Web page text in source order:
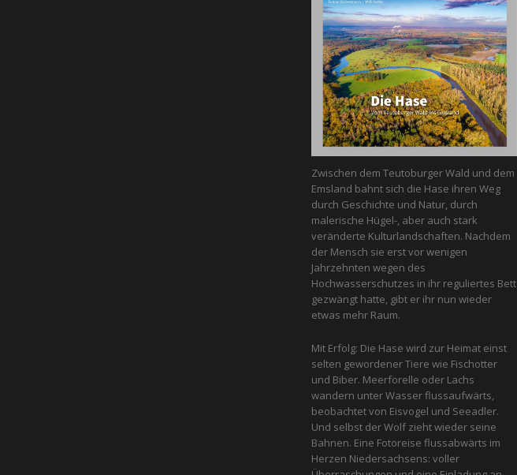
Zwischen dem Teutoburger Wald und dem
Emsland bahnt sich die Hase ihren Weg
durch Geschichte und Natur, durch
malerische Hügel-, aber auch stark
veränderte Kulturlandschaften. Nachdem
der Mensch sie erst vor wenigen
Jahrzehnten wegen des
Hochwasserschutzes in ihr reguliertes Bett
gezwängt hatte, gibt er ihr nun wieder
etwas mehr Raum.
Mit Erfolg: Die Hase wird zur Heimat einst
selten gewordener Tiere wie Fischotter
und Biber. Meerforelle oder Lachs
wandern unter Wasser flussaufwärts,
beobachtet von Eis­vogel und See­adler.
Und selbst der Wolf zieht wieder seine
Bahnen. Eine Fotoreise flussabwärts im
Herzen Niedersachsens: voller